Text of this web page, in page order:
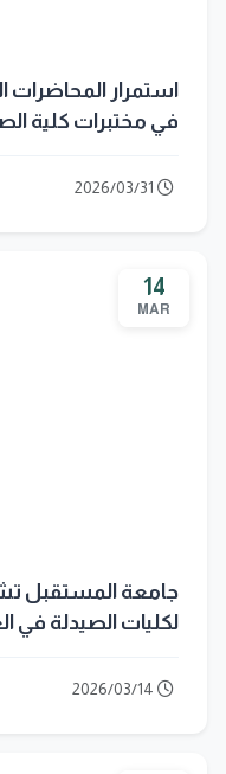
استمرار المحاضرات
في مختبرات كلية
14
MAR
جامعة المستقبل
لكليات الصيدلة في